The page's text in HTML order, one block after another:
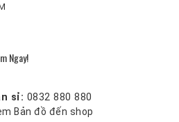
Ngay!
sỉ: 0832 880 880
Bản đồ đến shop